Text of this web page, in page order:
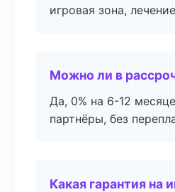
игровая зона,
Можно ли в
Да, 0% на 6-12
партнёры, без
Какая гарантия на